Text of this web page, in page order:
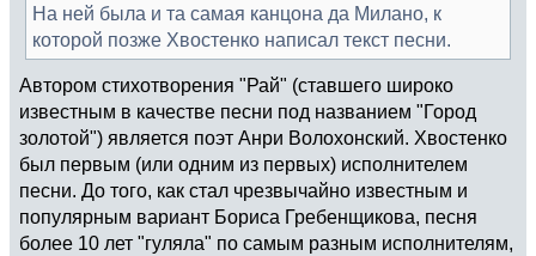
На ней была и та самая канцона да Милано, к
которой позже Хвостенко написал текст песни.
Автором стихотворения "Рай" (ставшего широко
известным в качестве песни под названием "Город
золотой") является поэт Анри Волохонский. Хвостенко
был первым (или одним из первых) исполнителем
песни. До того, как стал чрезвычайно известным и
популярным вариант Бориса Гребенщикова, песня
более 10 лет "гуляла" по самым разным исполнителям,